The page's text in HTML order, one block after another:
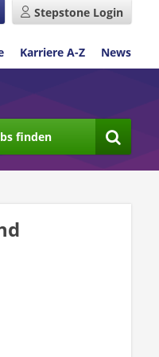
Stepstone Login
Karriere A-Z News
finden